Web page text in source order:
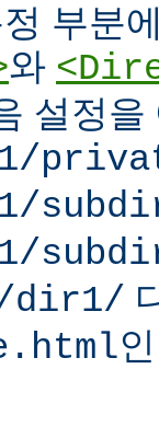
부분
와
설정을
dir1/